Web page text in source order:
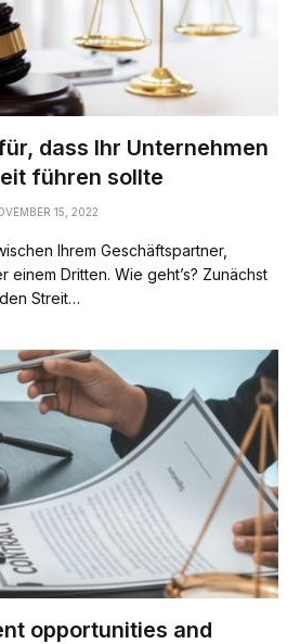
dass Ihr Unternehmen
führen sollte
15, 2022
Ihrem Geschäftspartner,
einem Dritten. Wie geht’s? Zunächst
Streit…
opportunities and